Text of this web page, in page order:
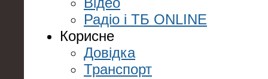
Радіо і ТБ ONLINE
Корисне
Довідка
Транспорт